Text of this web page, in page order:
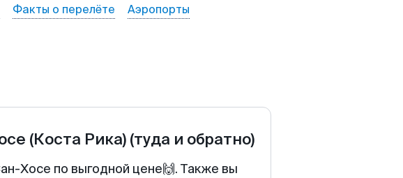
Факты о перелёте Аэропорты
(Коста Рика) (туда и обратно)
Хосе по выгодной цене🙌. Также вы